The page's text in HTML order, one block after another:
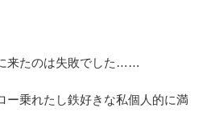
来たのは失敗でした……
ー乗れたし鉄好きな私個人的に満